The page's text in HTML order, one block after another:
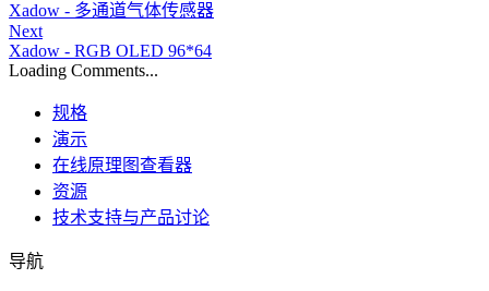
Xadow - 多通道气体传感器
Next
Xadow - RGB OLED 96*64
Loading Comments...
规格
演示
在线原理图查看器
资源
技术支持与产品讨论
导航